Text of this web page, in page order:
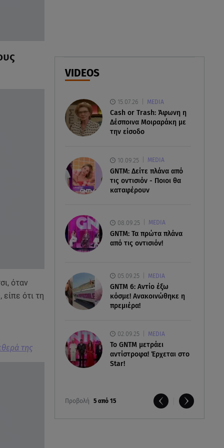
Καιρός: Έρχονται ξανά 40άρια -
VIDEOS
15.07.26 MEDIA
Cash or Trash: Άφωνη η
Δέσποινα Μοιραράκη με
την είσοδο
10.09.25 MEDIA
GNTM: Δείτε πλάνα από
τις οντισιόν - Ποιοι θα
καταφέρουν
08.09.25 MEDIA
GNTM: Τα πρώτα πλάνα
από τις οντισιόν!
05.09.25 MEDIA
GNTM 6: Αντίο έξω
κόσμε! Ανακοινώθηκε η
πρεμιέρα!
02.09.25 MEDIA
Το GNTM μετράει
αντίστροφα! Έρχεται στο
Star!
Προβολή 5 από 15
όταν
ότι τη
της